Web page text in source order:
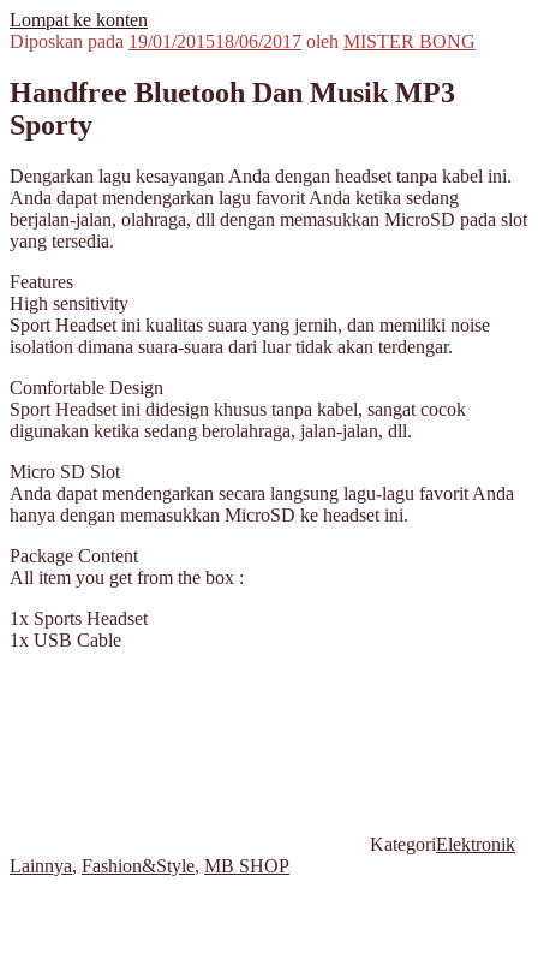
Lompat ke konten
Cangklong Kaca Pyrex
Cangklong Kaca Pyrex Terpopuler Terlengkap Terpercaya No 1 Di
Asia | melayani Grosir Dan Eceran | Resseler Dan Agent Welcome |
produk misterbong | bong | bong kaca | bong kaca pyrex | bong online
| jual bong online | jual bong terpercaya | jual bong aman | jual bong
kaca murah | jual kaca pyrex | beli bong | beli bong kaca | beli bong
kaca pyrex | cangklong | cangklong kaca pyrex | jual cangklong |
cangklong online | cangklong kaca | kaca pyrex | hookah | waterpipes
| pipes | pyrex glass | kaca pyrex | pirek | paca pirek | pipet | pipet kaca
| pipet amoxan | jual pipet kaca | jual pipet online | timbangan |
timbangan digital | timbangan emas | scale | timbangan berlian |
Diposkan pada 19/01/201518/06/2017 oleh MISTER BONG
Handfree Bluetooh Dan Musik MP3
Sporty
Dengarkan lagu kesayangan Anda dengan headset tanpa kabel ini.
Anda dapat mendengarkan lagu favorit Anda ketika sedang
berjalan-jalan, olahraga, dll dengan memasukkan MicroSD pada slot
yang tersedia.
Features
High sensitivity
Sport Headset ini kualitas suara yang jernih, dan memiliki noise
isolation dimana suara-suara dari luar tidak akan terdengar.
Comfortable Design
Sport Headset ini didesign khusus tanpa kabel, sangat cocok
digunakan ketika sedang berolahraga, jalan-jalan, dll.
Micro SD Slot
Anda dapat mendengarkan secara langsung lagu-lagu favorit Anda
hanya dengan memasukkan MicroSD ke headset ini.
Package Content
All item you get from the box :
1x Sports Headset
1x USB Cable
KategoriElektronik
Lainnya, Fashion&Style, MB SHOP